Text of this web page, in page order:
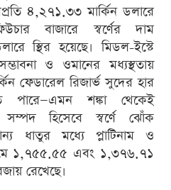
৪,২৭১.৩৩ মার্কিন ডলারে
বাজারে স্বর্ণের দাম
স্থির হয়েছে। মিডল-ইস্টে
ও ওমানের মধ্যস্থতায়
ফেডারেল রিজার্ভ সুদের হার
শঙ্কা থেকেই
সম্পদ হিসেবে স্বর্ণে ঝোঁক
ধাতুর মধ্যে প্লাটিনাম ও
১,৭৫৫.৫৫ এবং ১,৩৭৬.৭১
রেখেছে।